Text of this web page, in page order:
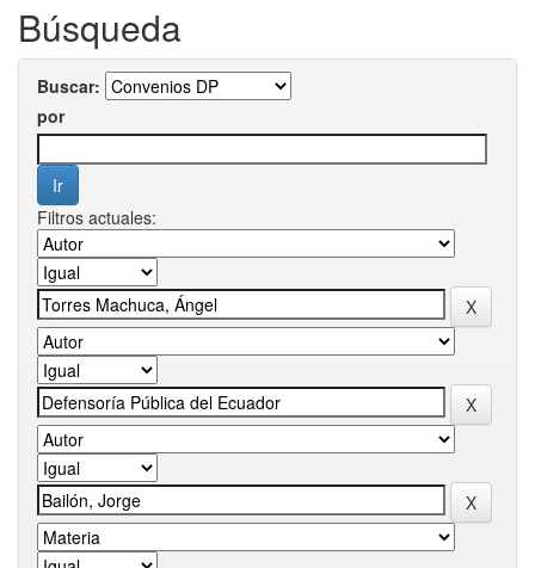
Búsqueda
Buscar:
por
Filtros actuales: